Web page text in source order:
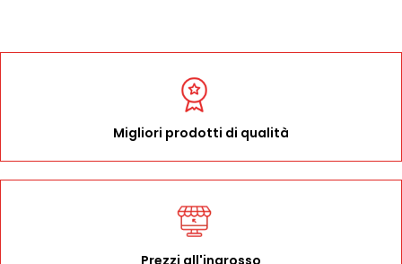
Migliori prodotti di qualità